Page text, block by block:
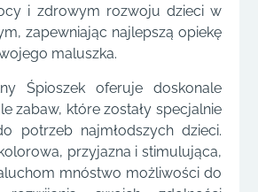
i zdrowym rozwoju dzieci w
zapewniając najlepszą opiekę
maluszka.
Śpioszek oferuje doskonale
zabaw, które zostały specjalnie
potrzeb najmłodszych dzieci.
przyjazna i stimulująca,
mnóstwo możliwości do